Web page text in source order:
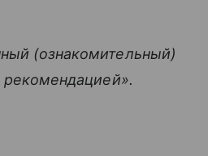
(ознакомительный)
рекомендацией».